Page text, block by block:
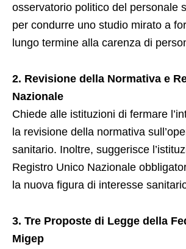
osservatorio politico del personale
per condurre uno studio mirato a
lungo termine alla carenza di
2. Revisione della Normativa e
Nazionale
Chiede alle istituzioni di fermare
la revisione della normativa
sanitario. Inoltre, suggerisce
Registro Unico Nazionale
la nuova figura di interesse
3. Tre Proposte di Legge della
Migep